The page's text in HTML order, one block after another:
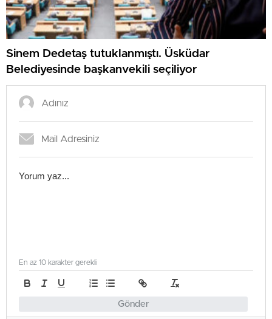
Sinem Dedetaş tutuklanmıştı. Üsküdar
Belediyesinde başkanvekili seçiliyor
Gönder
En az 10 karakter gerekli